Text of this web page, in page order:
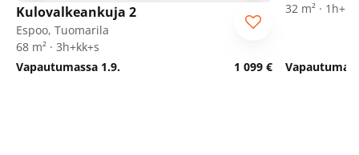
Kulovalkeankuja 2
Espoo, Tuomarila
68 m² · 3h+kk+s
Vapautumassa 1.9.
1 099 €
32 m² · 1h+kk